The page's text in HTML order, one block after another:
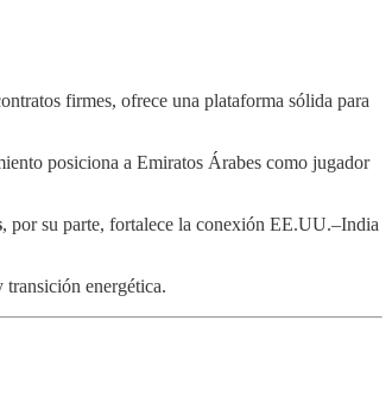
firmes, ofrece una plataforma sólida para
posiciona a Emiratos Árabes como jugador
, por su parte, fortalece la conexión EE.UU.–India
energética.